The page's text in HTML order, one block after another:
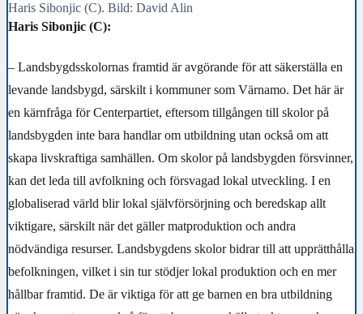
Haris Sibonjic (C). Bild: David Alin
Haris Sibonjic (C):
– Landsbygdsskolornas framtid är avgörande för att säkerställa en
levande landsbygd, särskilt i kommuner som Värnamo. Det här är
en kärnfråga för Centerpartiet, eftersom tillgången till skolor på
landsbygden inte bara handlar om utbildning utan också om att
skapa livskraftiga samhällen. Om skolor på landsbygden försvinner,
kan det leda till avfolkning och försvagad lokal utveckling. I en
globaliserad värld blir lokal självförsörjning och beredskap allt
viktigare, särskilt när det gäller matproduktion och andra
nödvändiga resurser. Landsbygdens skolor bidrar till att upprätthålla
befolkningen, vilket i sin tur stödjer lokal produktion och en mer
hållbar framtid. De är viktiga för att ge barnen en bra utbildning